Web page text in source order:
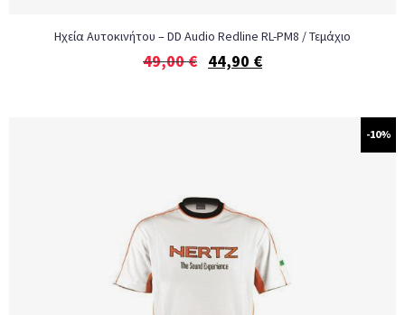
Ηχεία Αυτοκινήτου – DD Audio Redline RL-PM8 / Τεμάχιο
49,00€ 44,90 €
-10%